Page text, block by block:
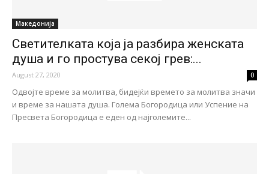
Македонија
Светителката која ја разбира женската
душа и го простува секој грев:...
August 27, 2020 0
Одвојте време за молитва, бидејќи времето за молитва значи
и време за нашата душа. Голема Богородица или Успение на
Пресвета Богородица е еден од најголемите...